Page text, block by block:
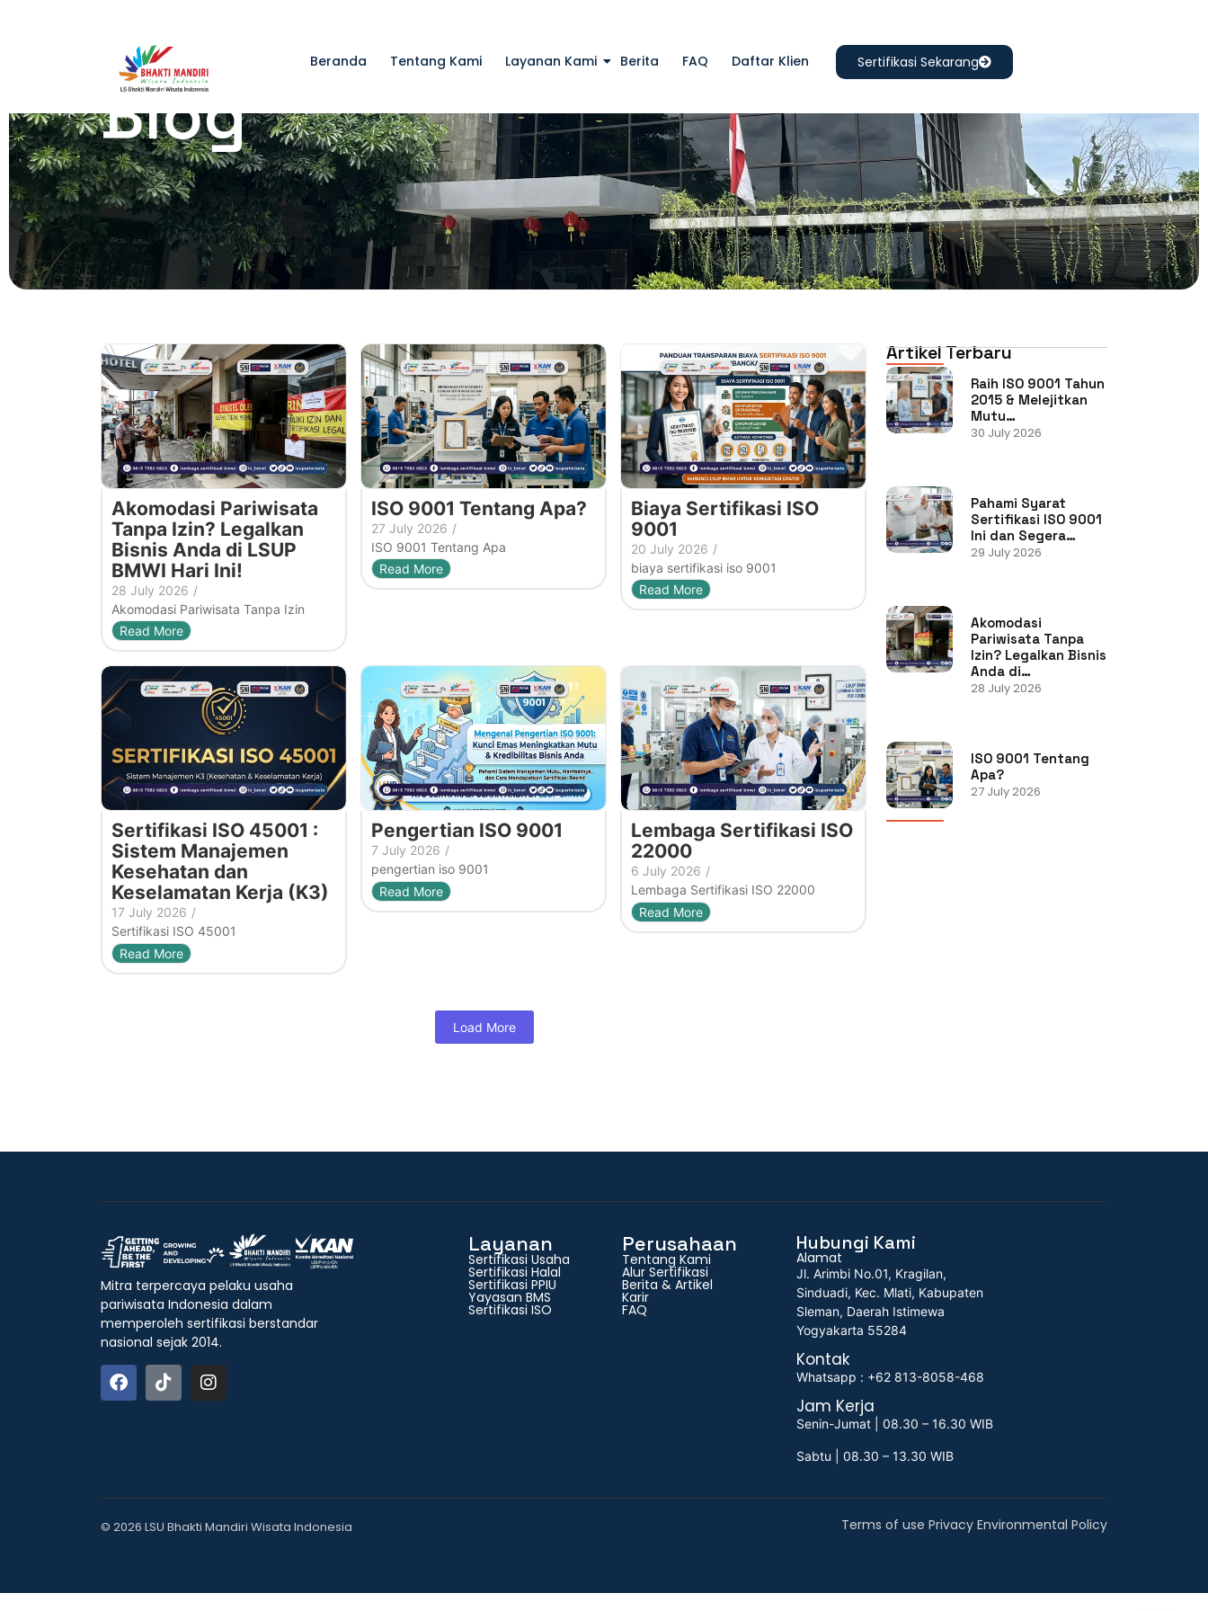
Beranda Tentang Kami Layanan Kami Berita FAQ Daftar Klien Sertifikasi Sekarang
Blog
Akomodasi Pariwisata
Tanpa Izin? Legalkan
Bisnis Anda di LSUP
BMWI Hari Ini!
28 July 2026 /
Akomodasi Pariwisata Tanpa Izin
Read More
ISO 9001 Tentang Apa?
27 July 2026 /
ISO 9001 Tentang Apa
Read More
Biaya Sertifikasi ISO
9001
20 July 2026 /
biaya sertifikasi iso 9001
Read More
Sertifikasi ISO 45001 :
Sistem Manajemen
Kesehatan dan
Keselamatan Kerja (K3)
17 July 2026 /
Sertifikasi ISO 45001
Read More
Pengertian ISO 9001
7 July 2026 /
pengertian iso 9001
Read More
Lembaga Sertifikasi ISO
22000
6 July 2026 /
Lembaga Sertifikasi ISO 22000
Read More
Load More
Artikel Terbaru
Raih ISO 9001 Tahun
2015 & Melejitkan
Mutu…
30 July 2026
Pahami Syarat
Sertifikasi ISO 9001
Ini dan Segera…
29 July 2026
Akomodasi
Pariwisata Tanpa
Izin? Legalkan Bisnis
Anda di…
28 July 2026
ISO 9001 Tentang
Apa?
27 July 2026
Mitra terpercaya pelaku usaha
pariwisata Indonesia dalam
memperoleh sertifikasi berstandar
nasional sejak 2014.
Layanan
Sertifikasi Usaha
Sertifikasi Halal
Sertifikasi PPIU
Yayasan BMS
Sertifikasi ISO
Perusahaan
Tentang Kami
Alur Sertifikasi
Berita & Artikel
Karir
FAQ
Hubungi Kami
Alamat
Jl. Arimbi No.01, Kragilan,
Sinduadi, Kec. Mlati, Kabupaten
Sleman, Daerah Istimewa
Yogyakarta 55284
Kontak
Whatsapp : +62 813-8058-468
Jam Kerja
Senin-Jumat | 08.30 – 16.30 WIB
Sabtu | 08.30 – 13.30 WIB
© 2026 LSU Bhakti Mandiri Wisata Indonesia Terms of use Privacy Environmental Policy